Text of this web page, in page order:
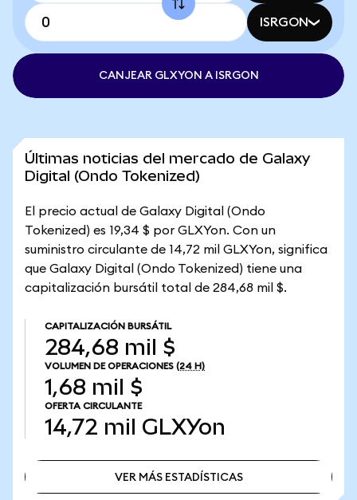
ISRGON
CANJEAR GLXYON A ISRGON
Últimas noticias del mercado de Galaxy
Digital (Ondo Tokenized)
El precio actual de Galaxy Digital (Ondo
Tokenized) es 19,34 $ por GLXYon. Con un
suministro circulante de 14,72 mil GLXYon, significa
que Galaxy Digital (Ondo Tokenized) tiene una
capitalización bursátil total de 284,68 mil $.
CAPITALIZACIÓN BURSÁTIL
284,68 mil $
VOLUMEN DE OPERACIONES (24 H)
1,68 mil $
OFERTA CIRCULANTE
14,72 mil GLXYon
VER MÁS ESTADÍSTICAS